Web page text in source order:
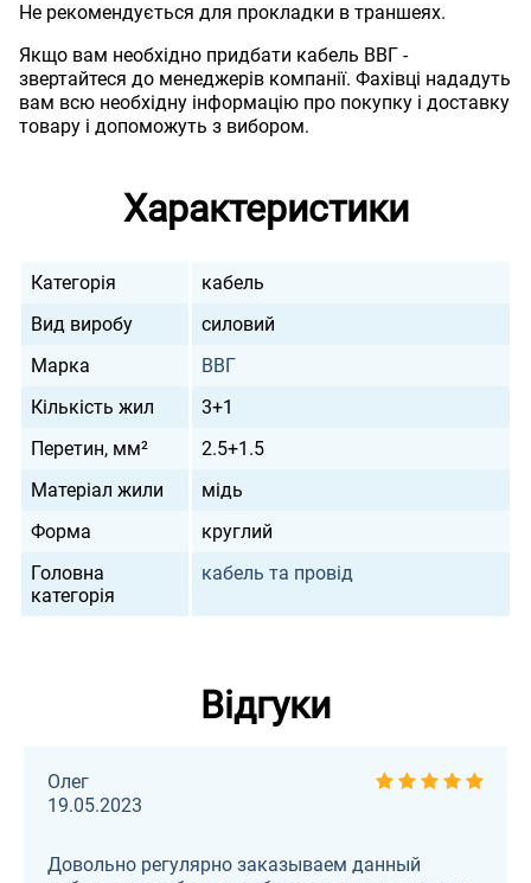
Не рекомендується для прокладки в траншеях.
Якщо вам необхідно придбати кабель ВВГ -
звертайтеся до менеджерів компанії. Фахівці нададуть
вам всю необхідну інформацію про покупку і доставку
товару і допоможуть з вибором.
Характеристики
Категорія
кабель
Вид виробу
силовий
Марка
ВВГ
Кількість жил
3+1
Перетин, мм²
2.5+1.5
Матеріал жили
мідь
Форма
круглий
Головна
категорія
кабель та провід
Відгуки
Олег
19.05.2023
Довольно регулярно заказываем данный